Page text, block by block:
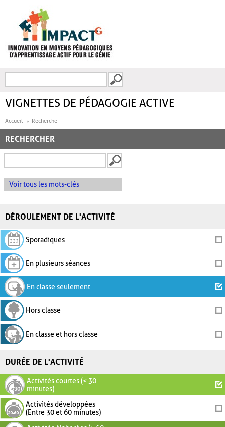
FORMULAIRE DE
VIGNETTES DE PÉDAGOGIE ACTIVE
Accueil Recherche
RECHERCHER
Voir tous les mots-clés
DÉROULEMENT DE L'ACTIVITÉ
Sporadiques
En plusieurs séances
En classe seulement
Hors classe
En classe et hors classe
DURÉE DE L'ACTIVITÉ
Activités courtes (< 30
minutes)
Activités développées
(Entre 30 et 60 minutes)